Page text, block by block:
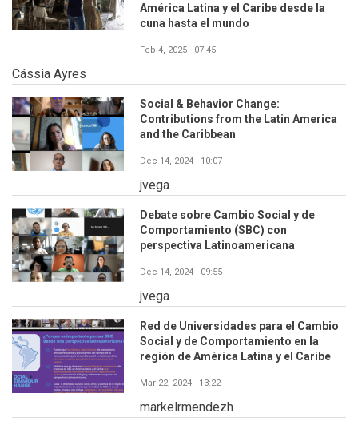
América Latina y el Caribe desde la
cuna hasta el mundo
Feb 4, 2025 - 07:45
Cássia Ayres
Social & Behavior Change:
Contributions from the Latin America
and the Caribbean
Dec 14, 2024 - 10:07
jvega
Debate sobre Cambio Social y de
Comportamiento (SBC) con
perspectiva Latinoamericana
Dec 14, 2024 - 09:55
jvega
Red de Universidades para el Cambio
Social y de Comportamiento en la
región de América Latina y el Caribe
Mar 22, 2024 - 13:22
markelrmendezh